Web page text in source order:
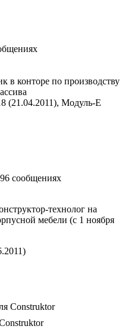
в конторе по производству
(21.04.2011), Модуль-Е
сообщениях
технолог на
мебели (с 1 ноября
Construktor